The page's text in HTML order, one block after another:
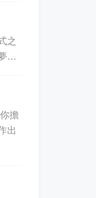
之
見
擔
出